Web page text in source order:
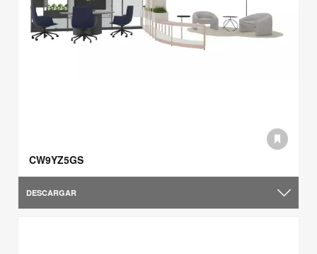
CW9YZ5GS
DESCARGAR